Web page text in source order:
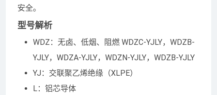
安全。
型号解析
WDZ：无卤、低烟、阻燃 WDZC-YJLY，WDZB-
YJLY，WDZA-YJLY，WDZN-YJLY，WDZB-YJLY
YJ：交联聚乙烯绝缘（XLPE）
L：铝芯导体